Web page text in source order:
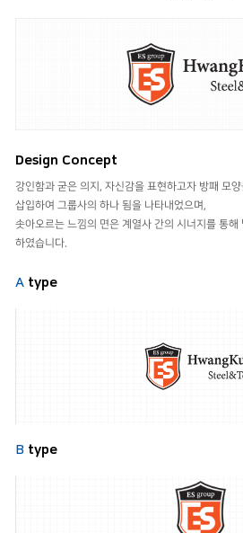
Design Concept
강인함과 굳은 의지, 자신감을 표현하고자 방패 모
삽입하여 그룹사의 하나 됨을 나타내었으며,
솟아오르는 느낌의 면은 계열사 간의 시너지를 통
하였습니다.
A type
B type